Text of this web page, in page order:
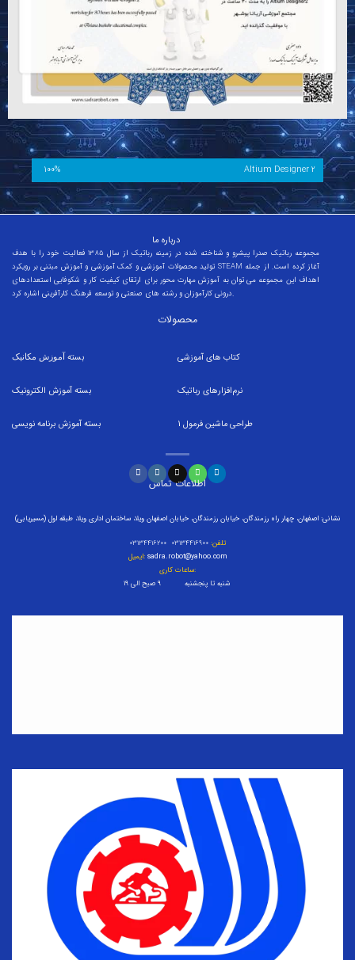
Altium Designer 2
100%
درباره ما
مجموعه رباتیک صدرا پیشرو و شناخته شده در زمینه رباتیک از سال 1385 فعالیت خود را با هدف
تولید محصولات آموزشی و کمک آموزشی و آموزش مبتنی بر رویکرد STEAM آغاز کرده است. از جمله
اهداف این مجموعه می توان به آموزش مهارت محور برای ارتقای کیفیت کار و شکوفایی استعدادهای
درونی کارآموزان و رشته های صنعتی و توسعه فرهنگ کارآفرینی اشاره کرد.
محصولات
بسته آموزش مکانیک
بستهآموزش الکترونیک
بستهآموزش برنامه نویسی
کتاب های آموزشی
نرم‌افزارهای رباتیک
طراحی ماشین فرمول
اطلاعات تماس
نشانی: اصفهان، چهار راه رزمندگان، خیابان رزمندگان، خیابان اصفهان ویلا، ساختمان اداری ویلا، طبقه اول (مسیریابی)
تلفن:
ایمیل: sadra.robot@yahoo.com
ساعات کاری:
شنبه تا پنجشنبه ۹ صبح الی ۱۹